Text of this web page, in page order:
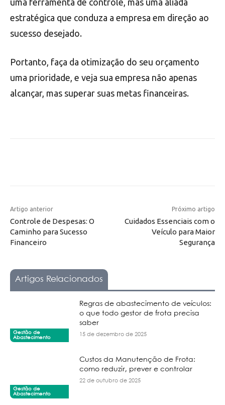
estratégica que conduza a empresa em direção ao
sucesso desejado.
Portanto, faça da otimização do seu orçamento
uma prioridade, e veja sua empresa não apenas
alcançar, mas superar suas metas financeiras.
Artigo anterior
Controle de Despesas: O
Caminho para Sucesso
Financeiro
Próximo artigo
Cuidados Essenciais com o
Veículo para Maior
Segurança
Artigos Relacionados
Gestão de
Abastecimento
Regras de abastecimento de veículos:
o que todo gestor de frota precisa
saber
15 de dezembro de 2025
Gestão de
Abastecimento
Custos da Manutenção de Frota:
como reduzir, prever e controlar
22 de outubro de 2025